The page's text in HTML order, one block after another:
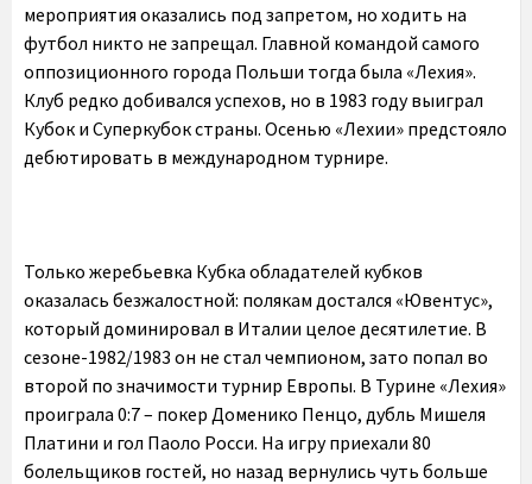
мероприятия оказались под запретом, но ходить на
футбол никто не запрещал. Главной командой самого
оппозиционного города Польши тогда была «Лехия».
Клуб редко добивался успехов, но в 1983 году выиграл
Кубок и Суперкубок страны. Осенью «Лехии» предстояло
дебютировать в международном турнире.
Только жеребьевка Кубка обладателей кубков
оказалась безжалостной: полякам достался «Ювентус»,
который доминировал в Италии целое десятилетие. В
сезоне-1982/1983 он не стал чемпионом, зато попал во
второй по значимости турнир Европы. В Турине «Лехия»
проиграла 0:7 – покер Доменико Пенцо, дубль Мишеля
Платини и гол Паоло Росси. На игру приехали 80
болельщиков гостей, но назад вернулись чуть больше